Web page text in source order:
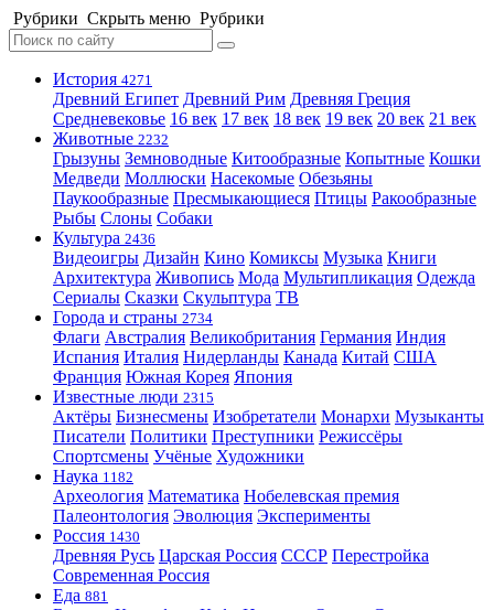
Рубрики Скрыть меню Рубрики
История 4271
Древний Египет Древний Рим Древняя Греция
Средневековье 16 век 17 век 18 век 19 век 20 век 21 век
Животные 2232
Грызуны Земноводные Китообразные Копытные Кошки
Медведи Моллюски Насекомые Обезьяны
Паукообразные Пресмыкающиеся Птицы Ракообразные
Рыбы Слоны Собаки
Культура 2436
Видеоигры Дизайн Кино Комиксы Музыка Книги
Архитектура Живопись Мода Мультипликация Одежда
Сериалы Сказки Скульптура ТВ
Города и страны 2734
Флаги Австралия Великобритания Германия Индия
Испания Италия Нидерланды Канада Китай США
Франция Южная Корея Япония
Известные люди 2315
Актёры Бизнесмены Изобретатели Монархи Музыканты
Писатели Политики Преступники Режиссёры
Спортсмены Учёные Художники
Наука 1182
Археология Математика Нобелевская премия
Палеонтология Эволюция Эксперименты
Россия 1430
Древняя Русь Царская Россия СССР Перестройка
Современная Россия
Еда 881